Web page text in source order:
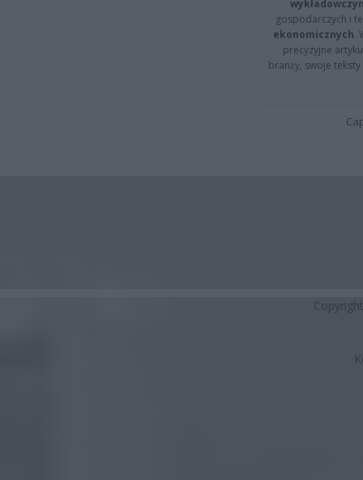
gospodarczych i
ekonomicznych.
precyzyjne
branży, swoje